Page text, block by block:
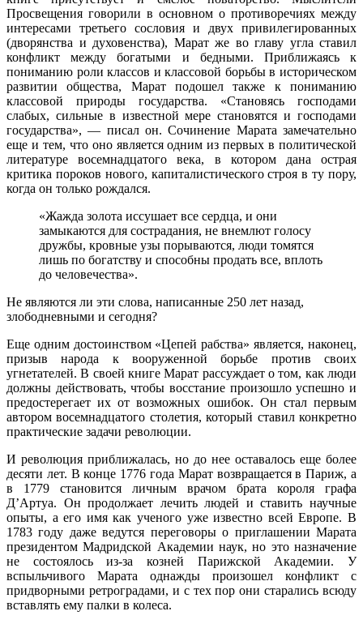
Просвещения говорили в основном о противоречиях между
интересами третьего сословия и двух привилегированных
(дворянства и духовенства), Марат же во главу угла ставил
конфликт между богатыми и бедными. Приближаясь к
пониманию роли классов и классовой борьбы в историческом
развитии общества, Maрат подошел также к пониманию
классовой природы государства. «Становясь господами
слабых, сильные в известной мере становятся и господами
государства», — писал он. Сочинение Марата замечательно
еще и тем, что оно является одним из первых в политической
литературе восемнадцатого века, в котором дана острая
критика пороков нового, капиталистического строя в ту пору,
когда он только рождался.
«Жажда золота иссушает все сердца, и они
замыкаются для сострадания, не внемлют голосу
дружбы, кровные узы порываются, люди томятся
лишь по богатству и способны продать все, вплоть
до человечества».
Не являются ли эти слова, написанные 250 лет назад,
злободневными и сегодня?
Еще одним достоинством «Цепей рабства» является, наконец,
призыв народа к вооруженной борьбе против своих
угнетателей. В своей книге Марат рассуждает о том, как люди
должны действовать, чтобы восстание произошло успешно и
предостерегает их от возможных ошибок. Он стал первым
автором восемнадцатого столетия, который ставил конкретно
практические задачи революции.
И революция приближалась, но до нее оставалось еще более
десяти лет. В конце 1776 года Марат возвращается в Париж, а
в 1779 становится личным врачом брата короля графа
Д’Артуа. Он продолжает лечить людей и ставить научные
опыты, а его имя как ученого уже известно всей Европе. В
1783 году даже ведутся переговоры о приглашении Марата
президентом Мадридской Академии наук, но это назначение
не состоялось из-за козней Парижской Академии. У
вспыльчивого Марата однажды произошел конфликт с
придворными ретроградами, и с тех пор они старались всюду
вставлять ему палки в колеса.